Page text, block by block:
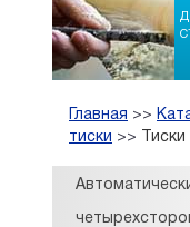
Главная >>
тиски >>